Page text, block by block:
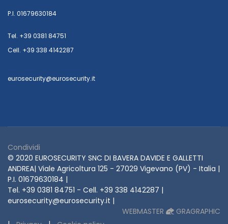
P.I. 01679630184
Tel. +39 0381 84751
Cell. +39 338 4142287
eurosecurity@eurosecurity.it
Condividi
© 2020 EUROSECURITY SNC DI BAVERA DAVIDE E GALLETTI
ANDREA| Viale Agricoltura 125 - 27029 Vigevano (PV) - Italia |
P.I. 01679630184 |
Tel. +39 0381 84751 - Cell. +39 338 4142287 |
eurosecurity@eurosecurity.it |
WEBMASTER
GRAGRAPHIC